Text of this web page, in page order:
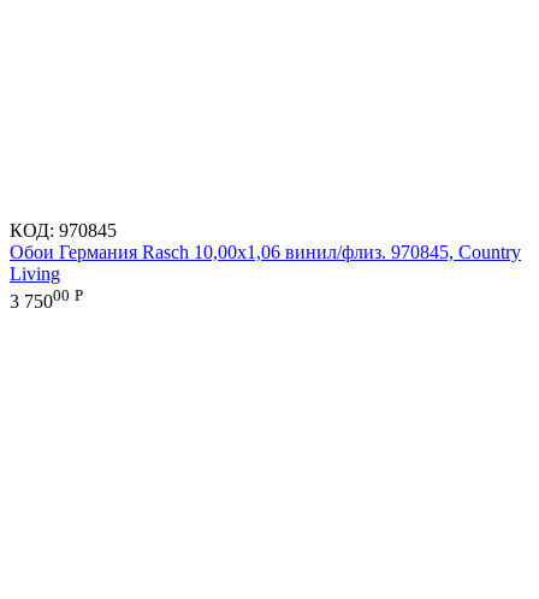
КОД: 970845
Обои Германия Rasch 10,00x1,06 винил/флиз. 970845, Country
Living
3 75000 Р